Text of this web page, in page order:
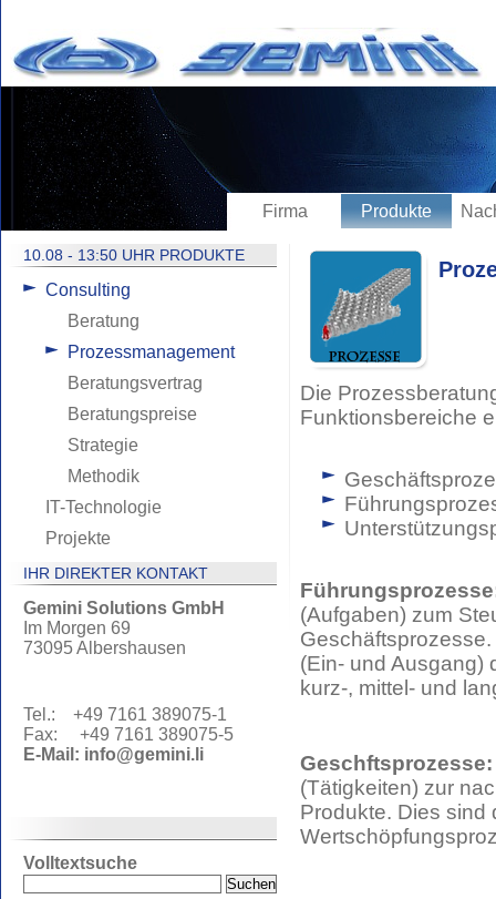
Firma Produkte
10.08 - 13:50 UHR PRODUKTE
Consulting
Beratung
Prozessmanagement
Beratungsvertrag
Beratungspreise
Strategie
Methodik
IT-Technologie
Projekte
IHR DIREKTER KONTAKT
Gemini Solutions GmbH
Im Morgen 69
73095 Albershausen
Tel.: +49 7161 389075-1
Fax: +49 7161 389075-5
E-Mail: info@gemini.li
Volltextsuche
Die
Funktionsbereiche
(Aufgaben) zum
(Ein- und Ausgang)
kurz-, mittel- und
Geschftsprozesse:
(Tätigkeiten) zur
Produkte. Dies sind